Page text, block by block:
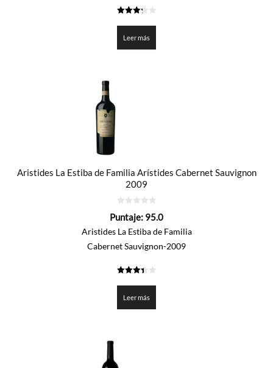
Leer más
Aristides La Estiba de Familia Arístides Cabernet Sauvignon
2009
de
Puntaje: 95.0
Aristides La Estiba de Familia
Cabernet Sauvignon-2009
de 5
Leer más